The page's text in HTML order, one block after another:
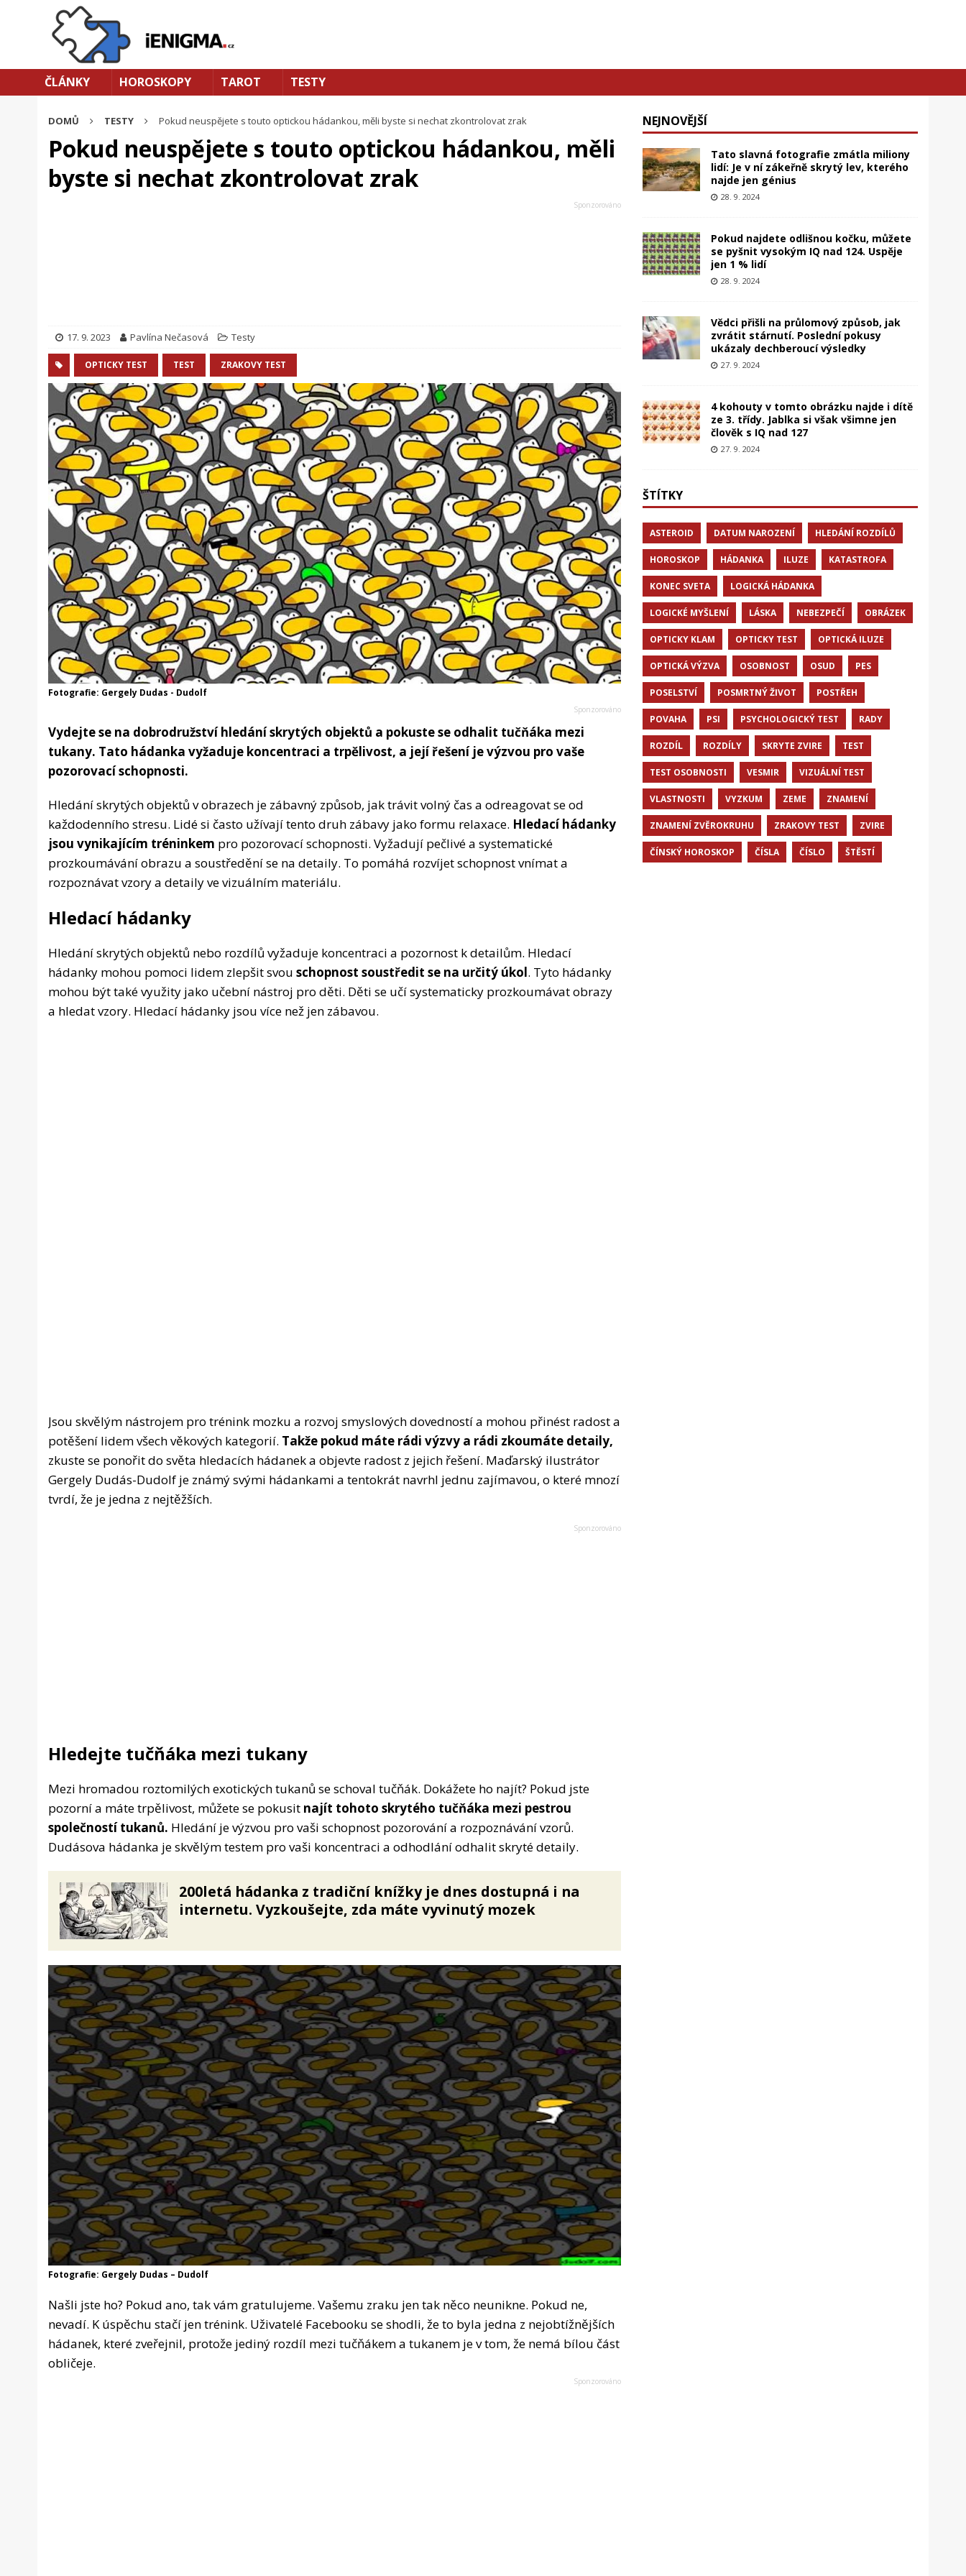
ČLÁNKY HOROSKOPY TAROT TESTY
DOMŮ TESTY Pokud neuspějete s touto optickou hádankou, měli byste si nechat zkontrolovat zrak
Pokud neuspějete s touto optickou hádankou, měli
byste si nechat zkontrolovat zrak
17. 9. 2023 Pavlína Nečasová Testy
OPTICKY TEST TEST ZRAKOVY TEST
Fotografie: Gergely Dudas - Dudolf
Vydejte se na dobrodružství hledání skrytých objektů a pokuste se odhalit tučňáka mezi
tukany. Tato hádanka vyžaduje koncentraci a trpělivost, a její řešení je výzvou pro vaše
pozorovací schopnosti.
Hledání skrytých objektů v obrazech je zábavný způsob, jak trávit volný čas a odreagovat se od
každodenního stresu. Lidé si často užívají tento druh zábavy jako formu relaxace. Hledací hádanky
jsou vynikajícím tréninkem pro pozorovací schopnosti. Vyžadují pečlivé a systematické
prozkoumávání obrazu a soustředění se na detaily. To pomáhá rozvíjet schopnost vnímat a
rozpoznávat vzory a detaily ve vizuálním materiálu.
Hledací hádanky
Hledání skrytých objektů nebo rozdílů vyžaduje koncentraci a pozornost k detailům. Hledací
hádanky mohou pomoci lidem zlepšit svou schopnost soustředit se na určitý úkol. Tyto hádanky
mohou být také využity jako učební nástroj pro děti. Děti se učí systematicky prozkoumávat obrazy
a hledat vzory. Hledací hádanky jsou více než jen zábavou.
Jsou skvělým nástrojem pro trénink mozku a rozvoj smyslových dovedností a mohou přinést radost a
potěšení lidem všech věkových kategorií. Takže pokud máte rádi výzvy a rádi zkoumáte detaily,
zkuste se ponořit do světa hledacích hádanek a objevte radost z jejich řešení. Maďarský ilustrátor
Gergely Dudás-Dudolf je známý svými hádankami a tentokrát navrhl jednu zajímavou, o které mnozí
tvrdí, že je jedna z nejtěžších.
Hledejte tučňáka mezi tukany
Mezi hromadou roztomilých exotických tukanů se schoval tučňák. Dokážete ho najít? Pokud jste
pozorní a máte trpělivost, můžete se pokusit najít tohoto skrytého tučňáka mezi pestrou
společností tukanů. Hledání je výzvou pro vaši schopnost pozorování a rozpoznávání vzorů.
Dudásova hádanka je skvělým testem pro vaši koncentraci a odhodlání odhalit skryté detaily.
200letá hádanka z tradiční knížky je dnes dostupná i na
internetu. Vyzkoušejte, zda máte vyvinutý mozek
Fotografie: Gergely Dudas – Dudolf
Našli jste ho? Pokud ano, tak vám gratulujeme. Vašemu zraku jen tak něco neunikne. Pokud ne,
nevadí. K úspěchu stačí jen trénink. Uživatelé Facebooku se shodli, že to byla jedna z nejobtížnějších
hádanek, které zveřejnil, protože jediný rozdíl mezi tučňákem a tukanem je v tom, že nemá bílou část
obličeje.
NEJNOVĚJŠÍ
Tato slavná fotografie zmátla miliony
lidí: Je v ní zákeřně skrytý lev, kterého
najde jen génius
28. 9. 2024
Pokud najdete odlišnou kočku, můžete
se pyšnit vysokým IQ nad 124. Uspěje
jen 1 % lidí
28. 9. 2024
Vědci přišli na průlomový způsob, jak
zvrátit stárnutí. Poslední pokusy
ukázaly dechberoucí výsledky
27. 9. 2024
4 kohouty v tomto obrázku najde i dítě
ze 3. třídy. Jablka si však všimne jen
člověk s IQ nad 127
27. 9. 2024
ŠTÍTKY
ASTEROID DATUM NAROZENÍ HLEDÁNÍ ROZDÍLŮ
HOROSKOP HÁDANKA ILUZE KATASTROFA
KONEC SVETA LOGICKÁ HÁDANKA
LOGICKÉ MYŠLENÍ LÁSKA NEBEZPEČÍ OBRÁZEK
OPTICKY KLAM OPTICKY TEST OPTICKÁ ILUZE
OPTICKÁ VÝZVA OSOBNOST OSUD PES
POSELSTVÍ POSMRTNÝ ŽIVOT POSTŘEH
POVAHA PSI PSYCHOLOGICKÝ TEST RADY
ROZDÍL ROZDÍLY SKRYTE ZVIRE TEST
TEST OSOBNOSTI VESMIR VIZUÁLNÍ TEST
VLASTNOSTI VYZKUM ZEME ZNAMENÍ
ZNAMENÍ ZVĚROKRUHU ZRAKOVY TEST ZVIRE
ČÍNSKÝ HOROSKOP ČÍSLA ČÍSLO ŠTĚSTÍ